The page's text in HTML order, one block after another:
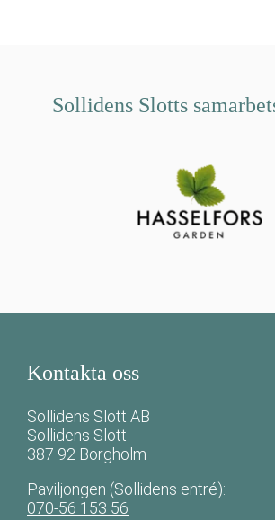
Sollidens Slotts
Kontakta oss
Sollidens Slott AB
Sollidens Slott
387 92 Borgholm
Paviljongen (Sollidens entré):
070-56 153 56